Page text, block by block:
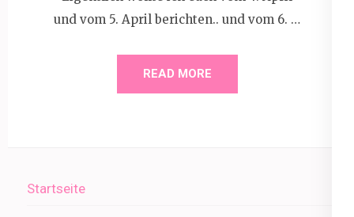
und vom 5. April berichten.. und vom 6. …
READ MORE
Startseite